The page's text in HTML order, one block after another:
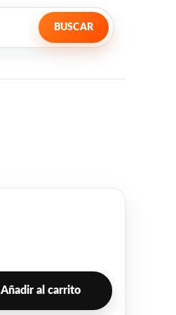
BUSCAR
Añadir al carrito